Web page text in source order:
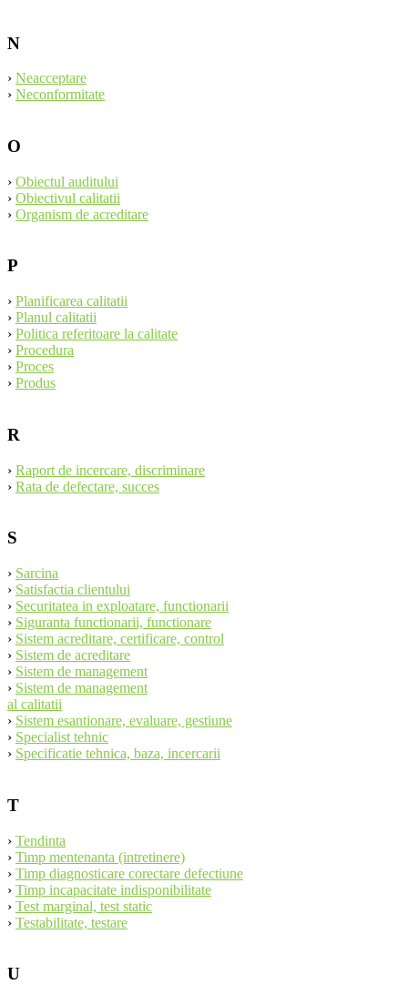
N
› Neacceptare
› Neconformitate
O
› Obiectul auditului
› Obiectivul calitatii
› Organism de acreditare
P
› Planificarea calitatii
› Planul calitatii
› Politica referitoare la calitate
› Procedura
› Proces
› Produs
R
› Raport de incercare, discriminare
› Rata de defectare, succes
S
› Sarcina
› Satisfactia clientului
› Securitatea in exploatare, functionarii
› Siguranta functionarii, functionare
› Sistem acreditare, certificare, control
› Sistem de acreditare
› Sistem de management
› Sistem de management
al calitatii
› Sistem esantionare, evaluare, gestiune
› Specialist tehnic
› Specificatie tehnica, baza, incercarii
T
› Tendinta
› Timp mentenanta (intretinere)
› Timp diagnosticare corectare defectiune
› Timp incapacitate indisponibilitate
› Test marginal, test static
› Testabilitate, testare
U